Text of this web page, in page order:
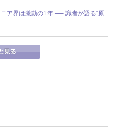
ア界は激動の1年 ── 識者が語る“原